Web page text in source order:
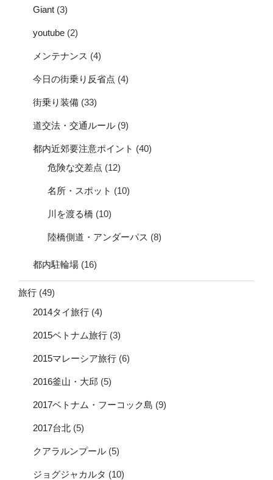
Giant (3)
youtube (2)
メンテナンス (4)
今日の街乗り反省点 (4)
街乗り装備 (33)
道交法・交通ルール (9)
都内近郊要注意ポイント (40)
危険な交差点 (12)
名所・スポット (10)
川を渡る橋 (10)
陸橋側道・アンダーパス (8)
都内駐輪場 (16)
旅行 (49)
2014タイ旅行 (4)
2015ベトナム旅行 (3)
2015マレーシア旅行 (6)
2016釜山・大邱 (5)
2017ベトナム・フーコック島 (9)
2017台北 (5)
クアラルンプール (5)
ジョグジャカルタ (10)